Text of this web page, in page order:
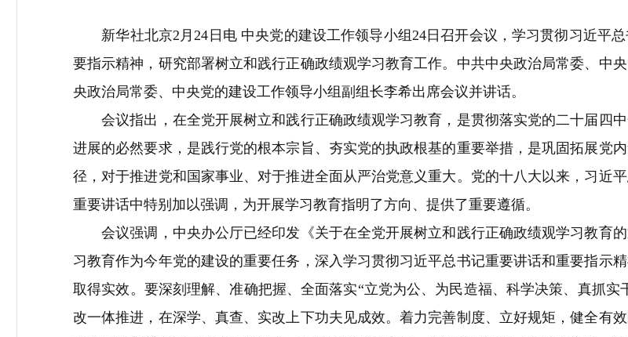
新华社北京2月24日电 中央党的建设工作领导小组24日召开会议，学习贯彻习近平
要指示精神，研究部署树立和践行正确政绩观学习教育工作。中共中央政治局常委、中
央政治局常委、中央党的建设工作领导小组副组长李希出席会议并讲话。
会议指出，在全党开展树立和践行正确政绩观学习教育，是贯彻落实党的二十届四
进展的必然要求，是践行党的根本宗旨、夯实党的执政根基的重要举措，是巩固拓展党
径，对于推进党和国家事业、对于推进全面从严治党意义重大。党的十八大以来，习近
重要讲话中特别加以强调，为开展学习教育指明了方向、提供了重要遵循。
会议强调，中央办公厅已经印发《关于在全党开展树立和践行正确政绩观学习教育
习教育作为今年党的建设的重要任务，深入学习贯彻习近平总书记重要讲话和重要指示
取得实效。要深刻理解、准确把握、全面落实“立党为公、为民造福、科学决策、真抓
改一体推进，在深学、真查、实改上下功夫见成效。着力完善制度、立好规矩，健全有